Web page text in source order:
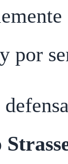
por